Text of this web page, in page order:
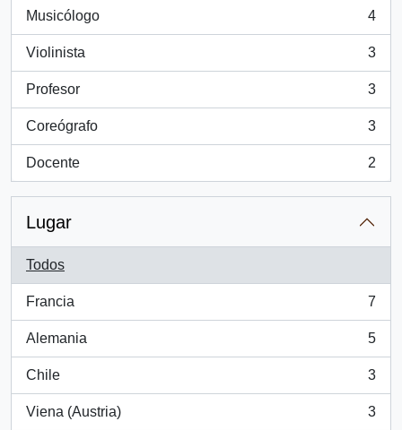
Musicólogo
, 4 resultados
4
Violinista
, 3 resultados
3
Profesor
, 3 resultados
3
Coreógrafo
, 3 resultados
3
Docente
, 2 resultados
2
Lugar
Todos
Francia
, 7 resultados
7
Alemania
, 5 resultados
5
Chile
, 3 resultados
3
Viena (Austria)
, 3 resultados
3